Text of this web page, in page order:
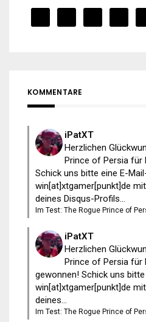
KOMMENTARE
iPatXT
Herzlichen
Prince of Persia für
Schick uns bitte eine E-
win[at]xtgamer[punkt]de
deines Disqus-Profils...
Im Test: The Rogue Prince of
iPatXT
Herzlichen
Prince of Persia für
gewonnen! Schick uns
win[at]xtgamer[punkt]de
deines...
Im Test: The Rogue Prince of